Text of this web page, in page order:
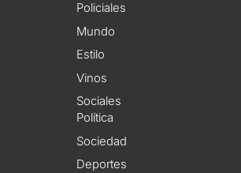
Policiales
Mundo
Estilo
Vinos
Sociales
Política
Sociedad
Deportes